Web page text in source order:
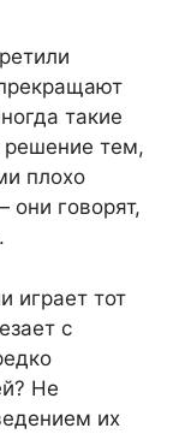
такие
тем,
плохо
они говорят,
играет тот
с
Не
их